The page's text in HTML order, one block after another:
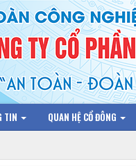
TIN QUAN HỆ CỔ ĐÔNG